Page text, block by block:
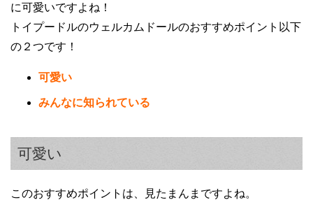
に可愛いですよね！
トイプードルのウェルカムドールのおすすめポイント以下
の２つです！
可愛い
みんなに知られている
可愛い
このおすすめポイントは、見たまんまですよね。